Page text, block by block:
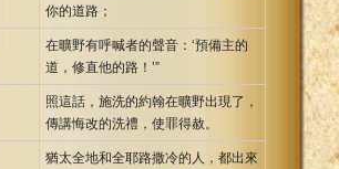
James
你的道路；
在曠野有呼喊者的聲音：‘預備主的
道，修直他的路！’”
照這話，施洗的約翰在曠野出現了，
傳講悔改的洗禮，使罪得赦。
猶太全地和全耶路撒冷的人，都出來